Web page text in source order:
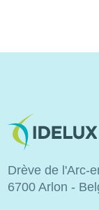
Image
Drève de l'Arc-
6700 Arlon -